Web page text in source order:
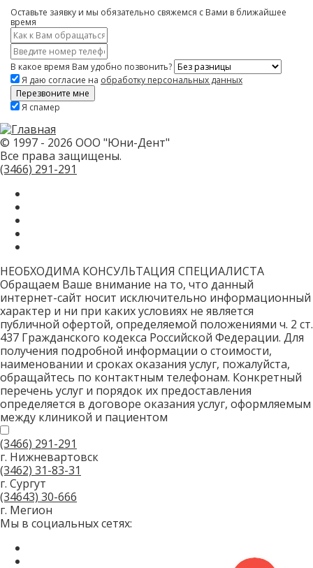
Оставьте заявку и мы обязательно свяжемся с Вами в ближайшее
время
Имя
*
Контактный
телефон
*
В какое время Вам удобно позвонить?
Я даю согласие на обработку персональных данных
Скажите,
не
заполняйте
это
поле.
CAPTCHA
только
роботов!
Я спамер
© 1997 - 2026 ООО "Юни-Дент"
Все права защищены.
(3466) 291-291
НЕОБХОДИМА КОНСУЛЬТАЦИЯ СПЕЦИАЛИСТА
Обращаем Ваше внимание на то, что данный
интернет-сайт носит исключительно информационный
характер и ни при каких условиях не является
публичной офертой, определяемой положениями ч. 2 ст.
437 Гражданского кодекса Российской Федерации. Для
получения подробной информации о стоимости,
наименовании и сроках оказания услуг, пожалуйста,
обращайтесь по контактным телефонам. Конкретный
перечень услуг и порядок их предоставления
определяется в договоре оказания услуг, оформляемым
между клиникой и пациентом
(3466) 291-291
г. Нижневартовск
(3462) 31-83-31
г. Сургут
(34643) 30-666
г. Мегион
Мы в социальных сетях: